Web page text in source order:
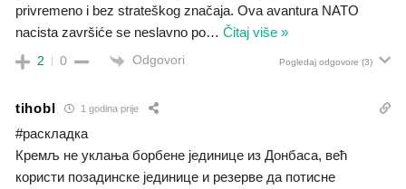
privremeno i bez strateškog značaja. Ova avantura NATO
nacista završiće se neslavno po… Čitaj više »
2 0 Odgovori Pogledaj odgovore (3)
tihobl 1 godina prije
#раскладка
Кремљ не уклања борбене јединице из Донбаса, већ
користи позадинскe јединицe и резервe да потисне